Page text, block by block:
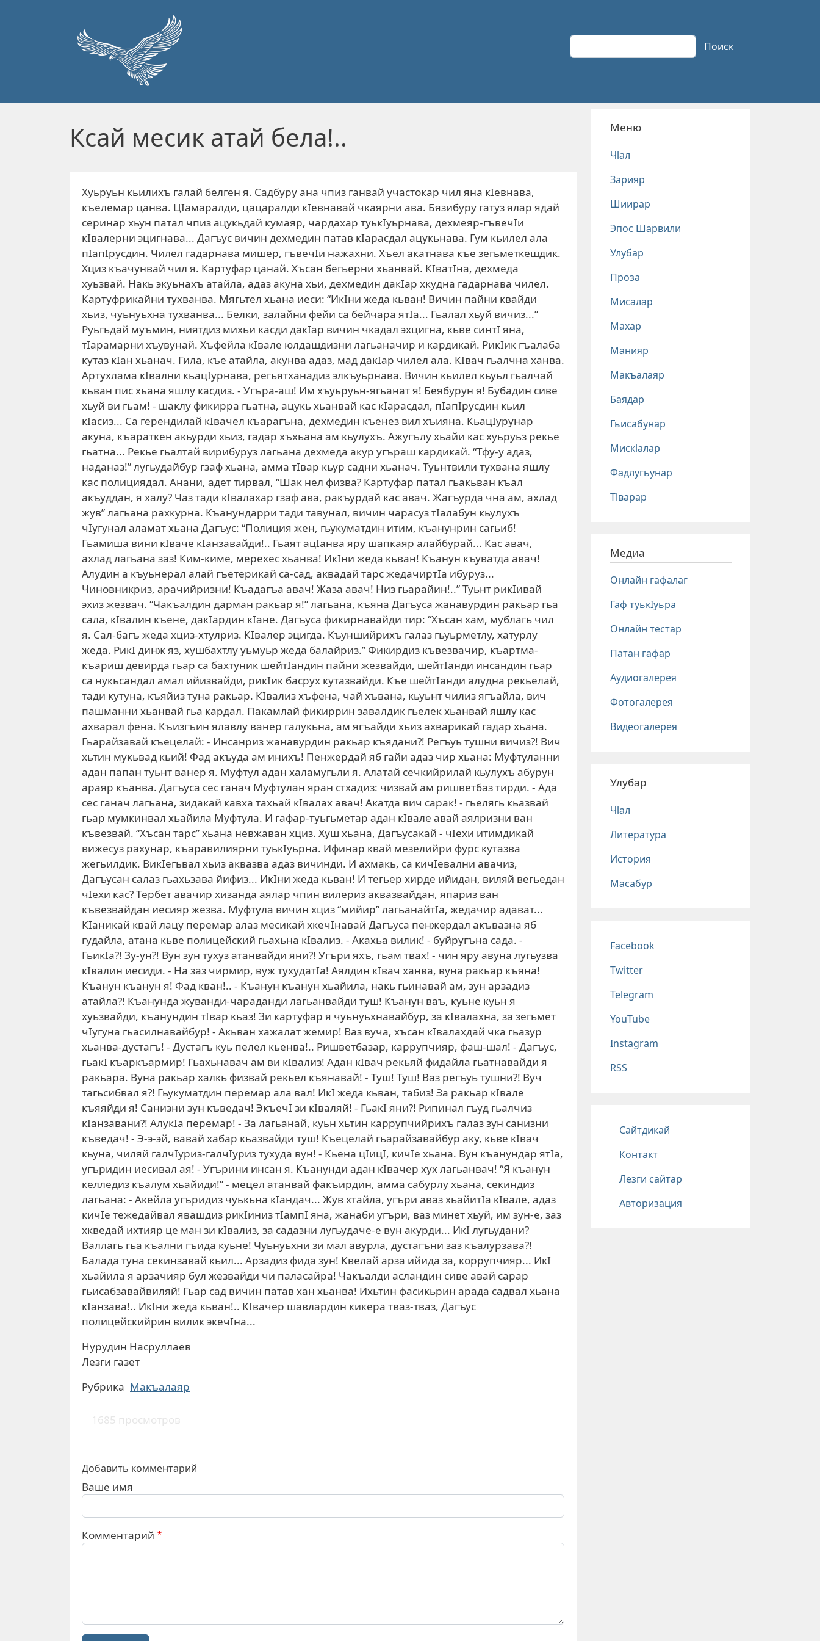
Поиск Поиск
Ксай месик атай бела!..
Хуьруьн кьилихъ галай белген я. Садбуру ана чпиз ганвай участокар чил яна кIевнава,
къелемар цанва. ЦIамаралди, цацаралди кIевнавай чкаярни ава. Бязибуру гатуз ялар ядай
серинар хьун патал чпиз ацукьдай кумаяр, чардахар туькIуьрнава, дехмеяр-гъвечIи
кIвалерни эцигнава... Дагъус вичин дехмедин патав кIарасдал ацукьнава. Гум кьилел ала
пIапIрусдин. Чилел гадарнава мишер, гъвечIи нажахни. Хъел акатнава къе зегьметкешдик.
Хциз къачунвай чил я. Картуфар цанай. Хъсан бегьерни хьанвай. КIватIна, дехмеда
хуьзвай. Накь экуьнахъ атайла, адаз акуна хьи, дехмедин дакIар хкудна гадарнава чилел.
Картуфрикайни тухванва. Мягьтел хьана иеси: “ИкIни жеда кьван! Вичин пайни квайди
хьиз, чуьнуьхна тухванва... Белки, залайни фейи са бейчара ятIа... Гьалал хьуй вичиз...”
Руьгьдай муъмин, ниятдиз михьи касди дакIар вичин чкадал эхцигна, кьве синтI яна,
тIарамарни хъувунай. Хъфейла кIвале юлдашдизни лагьаначир и кардикай. РикIик гъалаба
кутаз кIан хьанач. Гила, къе атайла, акунва адаз, мад дакIар чилел ала. КIвач гьалчна ханва.
Артухлама кIвални кьацIурнава, регьятханадиз элкъуьрнава. Вичин кьилел кьуьл гьалчай
кьван пис хьана яшлу касдиз. - Угъра-аш! Им хъуьруьн-ягьанат я! Беябурун я! Бубадин сиве
хьуй ви гьам! - шаклу фикирра гьатна, ацукь хьанвай кас кIарасдал, пIапIрусдин кьил
кIасиз... Са герендилай кIвачел къарагъна, дехмедин къенез вил хъияна. КьацIурунар
акуна, къараткен акьурди хьиз, гадар хъхьана ам кьулухъ. Ажугълу хьайи кас хуьруьз рекье
гьатна... Рекье гьалтай вирибуруз лагьана дехмеда акур угъраш кардикай. “Тфу-у адаз,
наданаз!” лугьудайбур гзаф хьана, амма тIвар кьур садни хьанач. Туьнтвили тухвана яшлу
кас полициядал. Анани, адет тирвал, “Шак нел физва? Картуфар патал гьакьван къал
акъуддан, я халу? Чаз тади кIвалахар гзаф ава, ракъурдай кас авач. Жагъурда чна ам, ахлад
жув” лагьана рахкурна. Къанундарри тади тавунал, вичин чарасуз тIалабун кьулухъ
чIугунал аламат хьана Дагъус: “Полиция жен, гьукуматдин итим, къанунрин сагьиб!
Гьамиша вини кIваче кIанзавайди!.. Гьаят ацIанва яру шапкаяр алайбурай... Кас авач,
ахлад лагьана заз! Ким-киме, мерехес хьанва! ИкIни жеда кьван! Къанун къуватда авач!
Алудин а къуьнерал алай гъетерикай са-сад, аквадай тарс жедачиртIа ибуруз...
Чиновникриз, арачийризни! Къадагъа авач! Жаза авач! Низ гьарайин!..” Туьнт рикIивай
эхиз жезвач. “Чакъалдин дарман ракьар я!” лагьана, къяна Дагъуса жанавурдин ракьар гьа
сала, кIвалин къене, дакIардин кIане. Дагъуса фикирнавайди тир: “Хъсан хам, мублагь чил
я. Сал-багъ жеда хциз-хтулриз. КIвалер эцигда. Къуншийрихъ галаз гьуьрметлу, хатурлу
жеда. РикI динж яз, хушбахтлу уьмуьр жеда балайриз.” Фикирдиз къвезвачир, къартма-
къариш девирда гьар са бахтуник шейтIандин пайни жезвайди, шейтIанди инсандин гьар
са нукьсандал амал ийизвайди, рикIик басрух кутазвайди. Къе шейтIанди алудна рекьелай,
тади кутуна, къяйиз туна ракьар. КIвализ хъфена, чай хъвана, кьуьнт чилиз ягъайла, вич
пашманни хьанвай гьа кардал. Пакамлай фикиррин завалдик гьелек хьанвай яшлу кас
ахварал фена. Къизгъин ялавлу ванер галукьна, ам ягъайди хьиз ахварикай гадар хьана.
Гьарайзавай къецелай: - Инсанриз жанавурдин ракьар къядани?! Регъуь тушни вичиз?! Вич
хьтин мукьвад кьий! Фад акъуда ам инихъ! Пенжердай яб гайи адаз чир хьана: Муфтуланни
адан папан туьнт ванер я. Муфтул адан халамугьли я. Алатай сечкийрилай кьулухъ абурун
араяр къанва. Дагъуса сес ганач Муфтулан яран стхадиз: чизвай ам ришветбаз тирди. - Ада
сес ганач лагьана, зидакай кавха тахьай кIвалах авач! Акатда вич сарак! - гьелягь кьазвай
гьар мумкинвал хьайила Муфтула. И гафар-туьгьметар адан кIвале авай аялризни ван
къвезвай. “Хъсан тарс” хьана невжаван хциз. Хуш хьана, Дагъусакай - чIехи итимдикай
вижесуз рахунар, къаравилиярни туькIуьрна. Ифинар квай мезелийри фурс кутазва
жегьилдик. ВикIегьвал хьиз аквазва адаз вичинди. И ахмакь, са кичIевални авачиз,
Дагъусан салаз гьахьзава йифиз... ИкIни жеда кьван! И тегьер хирде ийидан, виляй вегьедан
чIехи кас? Тербет авачир хизанда аялар чпин вилериз аквазвайдан, япариз ван
къвезвайдан иесияр жезва. Муфтула вичин хциз “мийир” лагьанайтIа, жедачир адават...
КIаникай квай лацу перемар алаз месикай хкечIнавай Дагъуса пенжердал акъвазна яб
гудайла, атана кьве полицейский гьахьна кIвализ. - Акахьа вилик! - буйругъна сада. -
ГьикIа?! Зу-ун?! Вун зун тухуз атанвайди яни?! Угъри яхъ, гьам твах! - чин яру авуна лугьузва
кIвалин иесиди. - На заз чирмир, вуж тухудатIа! Аялдин кIвач ханва, вуна ракьар къяна!
Къанун къанун я! Фад кван!.. - Къанун къанун хьайила, накь гьинавай ам, зун арзадиз
атайла?! Къанунда жуванди-чараданди лагьанвайди туш! Къанун ваъ, куьне куьн я
хуьзвайди, къанундин тIвар кьаз! Зи картуфар я чуьнуьхнавайбур, за кIвалахна, за зегьмет
чIугуна гьасилнавайбур! - Акьван хажалат жемир! Ваз вуча, хъсан кIвалахдай чка гьазур
хьанва-дустагъ! - Дустагъ куь пелел кьенва!.. Ришветбазар, каррупчияр, фаш-шал! - Дагъус,
гьакI къаркъармир! Гьахьнавач ам ви кIвализ! Адан кIвач рекьяй фидайла гьатнавайди я
ракьара. Вуна ракьар халкь физвай рекьел къянавай! - Туш! Туш! Ваз регъуь тушни?! Вуч
тагьсибвал я?! Гьукуматдин перемар ала вал! ИкI жеда кьван, табиз! За ракьар кIвале
къяяйди я! Санизни зун къведач! ЭкъечI зи кIваляй! - ГьакI яни?! Рипинал гъуд гьалчиз
кIанзавани?! АлукIа перемар! - За лагьанай, куьн хьтин каррупчийрихъ галаз зун санизни
къведач! - Э-э-эй, вавай хабар кьазвайди туш! Къецелай гьарайзавайбур аку, кьве кIвач
кьуна, чиляй галчIуриз-галчIуриз тухуда вун! - Кьена цIицI, кичIе хьана. Вун къанундар ятIа,
угъридин иесивал ая! - Угърини инсан я. Къанунди адан кIвачер хух лагьанвач! “Я къанун
келледиз къалум хьайиди!” - мецел атанвай факъирдин, амма сабурлу хьана, секиндиз
лагьана: - Акейла угъридиз чуькьна кIандач... Жув хтайла, угъри аваз хьайитIа кIвале, адаз
кичIе тежедайвал явашдиз рикIиниз тIампI яна, жанаби угъри, ваз минет хьуй, им зун-е, заз
хкведай ихтияр це ман зи кIвализ, за садазни лугьудаче-е вун акурди... ИкI лугьудани?
Валлагь гьа къални гъида куьне! Чуьнуьхни зи мал авурла, дустагъни заз къалурзава?!
Балада туна секинзавай кьил... Арзадиз фида зун! Квелай арза ийида за, коррупчияр... ИкI
хьайила я арзачияр бул жезвайди чи паласайра! Чакъалди асландин сиве авай сарар
гьисабзавайвиляй! Гьар сад вичин патав хан хьанва! Ихьтин фасикьрин арада садвал хьана
кIанзава!.. ИкIни жеда кьван!.. КIвачер шавлардин кикера тваз-тваз, Дагъус
полицейскийрин вилик экечIна...
Нурудин Насруллаев
Лезги газет
Рубрика Макъалаяр
1685 просмотров
Добавить комментарий
Ваше имя
Комментарий
Меню
Чlал
Зарияр
Шиирар
Эпос Шарвили
Улубар
Проза
Мисалар
Махар
Манияр
Макъалаяр
Баядар
Гьисабунар
Мискlалар
Фадлугьунар
Тlварар
Медиа
Онлайн гафалаг
Гаф туькIуьра
Онлайн тестар
Патан гафар
Аудиогалерея
Фотогалерея
Видеогалерея
Улубар
Чlал
Литература
История
Масабур
Соц сети
Facebook
Twitter
Telegram
YouTube
Instagram
RSS
Подвал
Сайтдикай
Контакт
Лезги сайтар
Авторизация